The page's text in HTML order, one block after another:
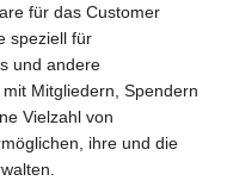
für das Customer
speziell für
und andere
Mitgliedern, Spendern
Vielzahl von
ihre und die